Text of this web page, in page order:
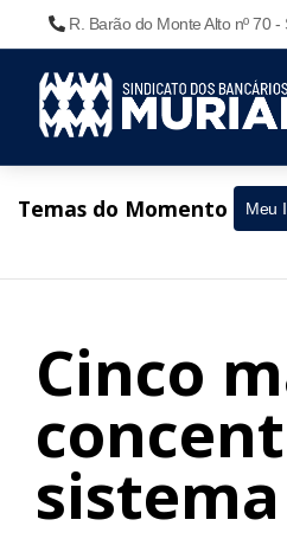
R. Barão do Monte Alto nº 70
Temas do Momento Meu
Cinco